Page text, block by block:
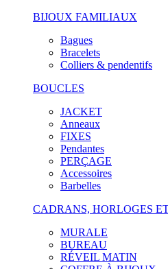
BIJOUX FAMILIAUX
Bagues
Bracelets
Colliers & pendentifs
BOUCLES
JACKET
Anneaux
FIXES
Pendantes
PERÇAGE
Accessoires
Barbelles
CADRANS, HORLOGES
MURALE
BUREAU
RÉVEIL MATIN